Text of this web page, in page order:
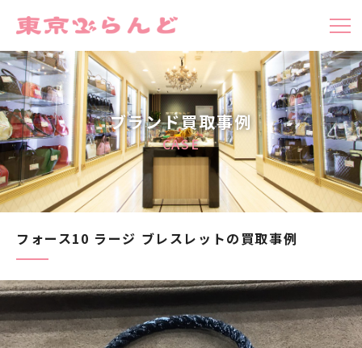
ブランド買取事例
CASE
フォース10 ラージ ブレスレットの買取事例